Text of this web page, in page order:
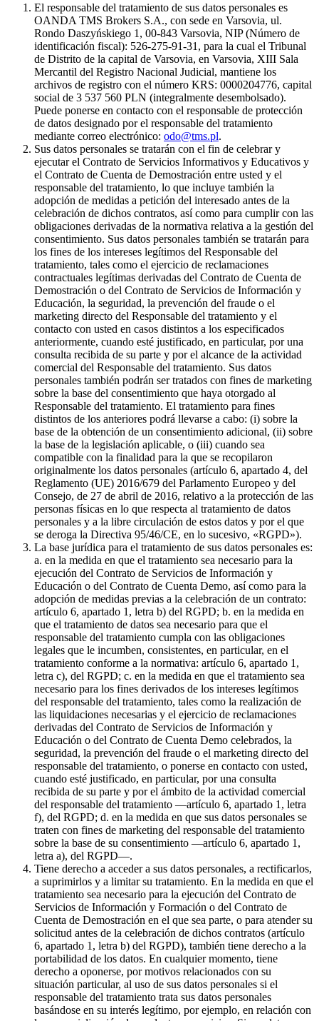
El responsable del tratamiento de sus datos personales es
OANDA TMS Brokers S.A., con sede en Varsovia, ul.
Rondo Daszyńskiego 1, 00-843 Varsovia, NIP (Número de
identificación fiscal): 526-275-91-31, para la cual el Tribunal
de Distrito de la capital de Varsovia, en Varsovia, XIII Sala
Mercantil del Registro Nacional Judicial, mantiene los
archivos de registro con el número KRS: 0000204776, capital
social de 3 537 560 PLN (integralmente desembolsado).
Puede ponerse en contacto con el responsable de protección
de datos designado por el responsable del tratamiento
mediante correo electrónico: odo@tms.pl.
Sus datos personales se tratarán con el fin de celebrar y
ejecutar el Contrato de Servicios Informativos y Educativos y
el Contrato de Cuenta de Demostración entre usted y el
responsable del tratamiento, lo que incluye también la
adopción de medidas a petición del interesado antes de la
celebración de dichos contratos, así como para cumplir con las
obligaciones derivadas de la normativa relativa a la gestión del
consentimiento. Sus datos personales también se tratarán para
los fines de los intereses legítimos del Responsable del
tratamiento, tales como el ejercicio de reclamaciones
contractuales legítimas derivadas del Contrato de Cuenta de
Demostración o del Contrato de Servicios de Información y
Educación, la seguridad, la prevención del fraude o el
marketing directo del Responsable del tratamiento y el
contacto con usted en casos distintos a los especificados
anteriormente, cuando esté justificado, en particular, por una
consulta recibida de su parte y por el alcance de la actividad
comercial del Responsable del tratamiento. Sus datos
personales también podrán ser tratados con fines de marketing
sobre la base del consentimiento que haya otorgado al
Responsable del tratamiento. El tratamiento para fines
distintos de los anteriores podrá llevarse a cabo: (i) sobre la
base de la obtención de un consentimiento adicional, (ii) sobre
la base de la legislación aplicable, o (iii) cuando sea
compatible con la finalidad para la que se recopilaron
originalmente los datos personales (artículo 6, apartado 4, del
Reglamento (UE) 2016/679 del Parlamento Europeo y del
Consejo, de 27 de abril de 2016, relativo a la protección de las
personas físicas en lo que respecta al tratamiento de datos
personales y a la libre circulación de estos datos y por el que
se deroga la Directiva 95/46/CE, en lo sucesivo, «RGPD»).
La base jurídica para el tratamiento de sus datos personales es:
a. en la medida en que el tratamiento sea necesario para la
ejecución del Contrato de Servicios de Información y
Educación o del Contrato de Cuenta Demo, así como para la
adopción de medidas previas a la celebración de un contrato:
artículo 6, apartado 1, letra b) del RGPD; b. en la medida en
que el tratamiento de datos sea necesario para que el
responsable del tratamiento cumpla con las obligaciones
legales que le incumben, consistentes, en particular, en el
tratamiento conforme a la normativa: artículo 6, apartado 1,
letra c), del RGPD; c. en la medida en que el tratamiento sea
necesario para los fines derivados de los intereses legítimos
del responsable del tratamiento, tales como la realización de
las liquidaciones necesarias y el ejercicio de reclamaciones
derivadas del Contrato de Servicios de Información y
Educación o del Contrato de Cuenta Demo celebrados, la
seguridad, la prevención del fraude o el marketing directo del
responsable del tratamiento, o ponerse en contacto con usted,
cuando esté justificado, en particular, por una consulta
recibida de su parte y por el ámbito de la actividad comercial
del responsable del tratamiento —artículo 6, apartado 1, letra
f), del RGPD; d. en la medida en que sus datos personales se
traten con fines de marketing del responsable del tratamiento
sobre la base de su consentimiento —artículo 6, apartado 1,
letra a), del RGPD—.
Tiene derecho a acceder a sus datos personales, a rectificarlos,
a suprimirlos y a limitar su tratamiento. En la medida en que el
tratamiento sea necesario para la ejecución del Contrato de
Servicios de Información y Formación o del Contrato de
Cuenta de Demostración en el que sea parte, o para atender su
solicitud antes de la celebración de dichos contratos (artículo
6, apartado 1, letra b) del RGPD), también tiene derecho a la
portabilidad de los datos. En cualquier momento, tiene
derecho a oponerse, por motivos relacionados con su
situación particular, al uso de sus datos personales si el
responsable del tratamiento trata sus datos personales
basándose en su interés legítimo, por ejemplo, en relación con